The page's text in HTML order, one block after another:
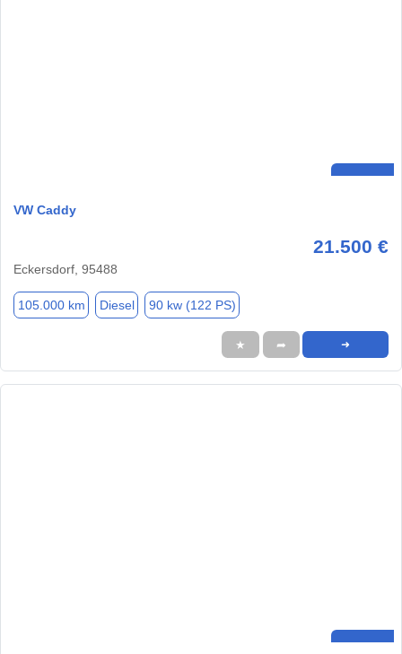
VW Caddy
21.500 €
Eckersdorf, 95488
105.000 km Diesel 90 kw (122 PS)
★ ➦ ➜